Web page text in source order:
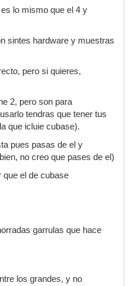
lo mismo que el 4 y
sintes hardware y muestras
pero si quieres,
2, pero son para
tendras que tener tus
que icluie cubase).
pues pasas de el y
no creo que pases de el)
que el de cubase
garrulas que hace
los grandes, y no